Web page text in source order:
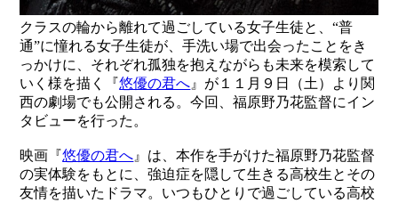
クラスの輪から離れて過ごしている女子生徒と、“普
通”に憧れる女子生徒が、手洗い場で出会ったことをき
っかけに、それぞれ孤独を抱えながらも未来を模索して
いく様を描く『悠優の君へ 』が１１月９日（土）より関
西の劇場でも公開される。今回、福原野乃花監督にイン
タビューを行った。
映画『悠優の君へ 』は、本作を手がけた福原野乃花監督
の実体験をもとに、強迫症を隠して生きる高校生とその
友情を描いたドラマ。いつもひとりで過ごしている高校